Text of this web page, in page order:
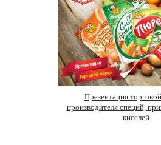
Презентация
производителя специй,
киселей